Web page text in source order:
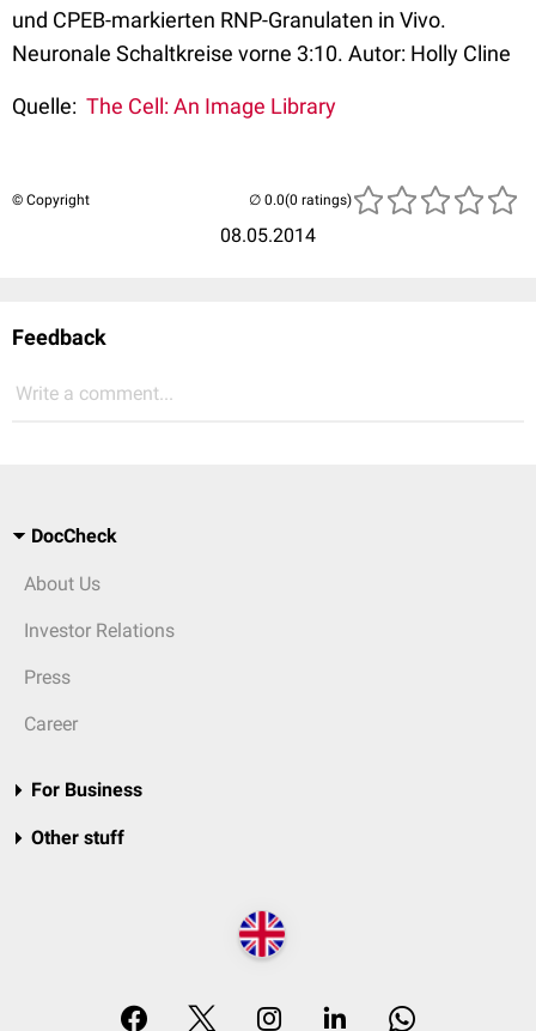
und CPEB-markierten RNP-Granulaten in Vivo.
Neuronale Schaltkreise vorne 3:10. Autor: Holly Cline
Quelle: The Cell: An Image Library
© Copyright
08.05.2014
(0 ratings)
Feedback
Write a comment...
DocCheck
About Us
Investor Relations
Press
Career
For Business
Other stuff